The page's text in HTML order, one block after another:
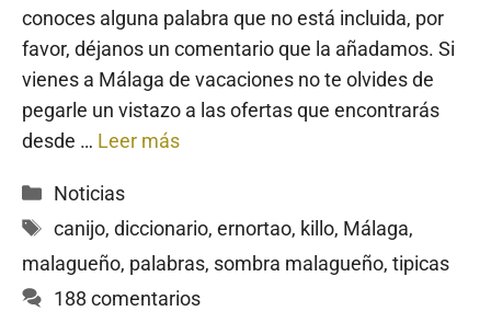
conoces alguna palabra que no está incluida, por
favor, déjanos un comentario que la añadamos. Si
vienes a Málaga de vacaciones no te olvides de
pegarle un vistazo a las ofertas que encontrarás
desde … Leer más
Categorías
Noticias
Etiquetas
canijo, diccionario, ernortao, killo, Málaga,
malagueño, palabras, sombra malagueño, tipicas
188 comentarios